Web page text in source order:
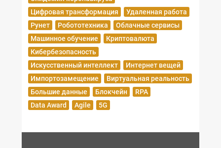
Цифровая трансформация
Удаленная работа
Рунет
Робототехника
Облачные сервисы
Машинное обучение
Криптовалюта
Кибербезопасность
Искусственный интеллект
Интернет вещей
Импортозамещение
Виртуальная реальность
Большие данные
Блокчейн
RPA
Data Award
Agile 5G